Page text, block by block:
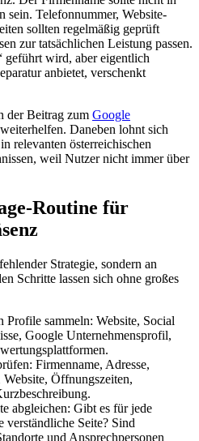
sein. Telefonnummer, Website-
sollten regelmäßig geprüft
zur tatsächlichen Leistung passen.
geführt wird, aber eigentlich
anbietet, verschenkt
der Beitrag zum Google
weiterhelfen. Daneben lohnt sich
relevanten österreichischen
weil Nutzer nicht immer über
Routine für
Strategie, sondern an
Schritte lassen sich ohne großes
Profile sammeln: Website, Social
Google Unternehmensprofil,
Firmenname, Adresse,
Öffnungszeiten,
abgleichen: Gibt es für jede
verständliche Seite? Sind
und Ansprechpersonen